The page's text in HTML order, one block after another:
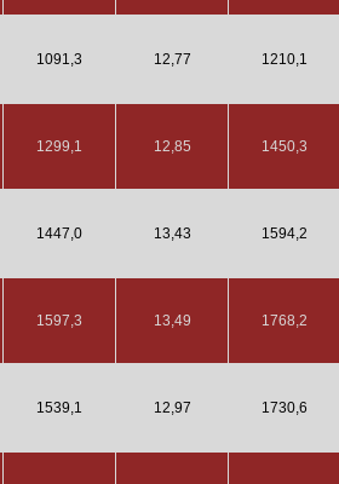
1091,3 12,77 1210,1
1299,1 12,85 1450,3
1447,0 13,43 1594,2
1597,3 13,49 1768,2
1539,1 12,97 1730,6